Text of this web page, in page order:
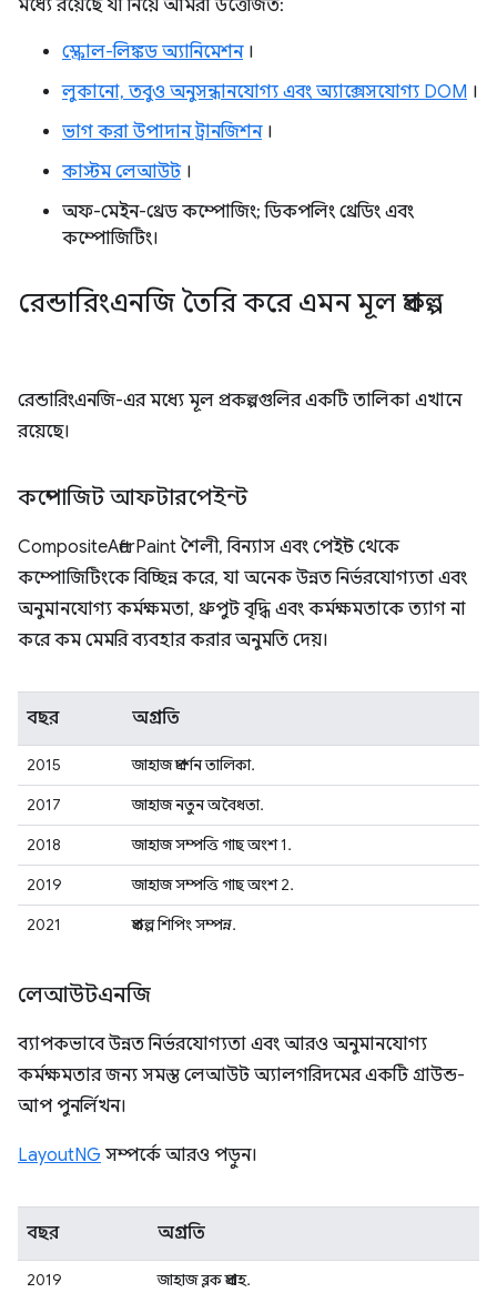
মধ্যে রয়েছে যা নিয়ে আমরা উত্তেজিত:
স্ক্রোল-লিঙ্কড অ্যানিমেশন।
লুকানো, তবুও অনুসন্ধানযোগ্য এবং অ্যাক্সেসযোগ্য DOM ।
ভাগ করা উপাদান ট্রানজিশন।
কাস্টম লেআউট।
অফ-মেইন-থ্রেড কম্পোজিং; ডিকপলিং থ্রেডিং এবং
কম্পোজিটিং।
রেন্ডারিংএনজি তৈরি করে এমন মূল প্রকল্প
রেন্ডারিংএনজি-এর মধ্যে মূল প্রকল্পগুলির একটি তালিকা এখানে
রয়েছে।
কম্পোজিট আফটারপেইন্ট
CompositeAfterPaint শৈলী, বিন্যাস এবং পেইন্ট থেকে
কম্পোজিটিংকে বিচ্ছিন্ন করে, যা অনেক উন্নত নির্ভরযোগ্যতা এবং
অনুমানযোগ্য কর্মক্ষমতা, থ্রুপুট বৃদ্ধি এবং কর্মক্ষমতাকে ত্যাগ না
করে কম মেমরি ব্যবহার করার অনুমতি দেয়।
বছর অগ্রগতি
2015
জাহাজ প্রদর্শন তালিকা.
2017
জাহাজ নতুন অবৈধতা.
2018
জাহাজ সম্পত্তি গাছ অংশ 1.
2019
জাহাজ সম্পত্তি গাছ অংশ 2.
2021
প্রকল্প শিপিং সম্পন্ন.
লেআউটএনজি
ব্যাপকভাবে উন্নত নির্ভরযোগ্যতা এবং আরও অনুমানযোগ্য
কর্মক্ষমতার জন্য সমস্ত লেআউট অ্যালগরিদমের একটি গ্রাউন্ড-
আপ পুনর্লিখন।
LayoutNG সম্পর্কে আরও পড়ুন।
বছর অগ্রগতি
2019
জাহাজ ব্লক প্রবাহ.